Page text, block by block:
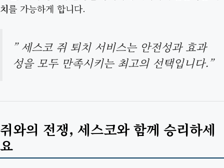
치를 가능하게 합니다.
” 세스코 쥐 퇴치 서비스는 안전성과 효과
성을 모두 만족시키는 최고의 선택입니다.”
쥐와의 전쟁, 세스코와 함께 승리하세
요